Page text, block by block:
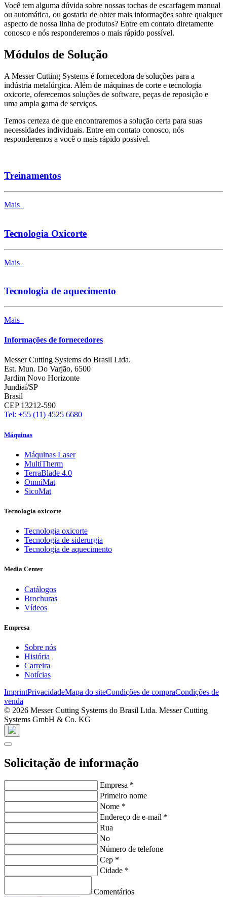
Você tem alguma dúvida sobre nossas tochas de escarfagem manual
ou automática, ou gostaria de obter mais informações sobre qualquer
aspecto de nossa linha de produtos? Entre em contato diretamente
conosco e nós responderemos o mais rápido possível.
Módulos de Solução
A Messer Cutting Systems é fornecedora de soluções para a
indústria metalúrgica. Além de máquinas de corte e tecnologia
oxicorte, oferecemos soluções de software, peças de reposição e
uma ampla gama de serviços.
Temos certeza de que encontraremos a solução certa para suas
necessidades individuais. Entre em contato conosco, nós
responderemos a você o mais rápido possível.
Treinamentos
Mais
Tecnologia Oxicorte
Mais
Tecnologia de aquecimento
Mais
Informações de fornecedores
Messer Cutting Systems do Brasil Ltda.
Est. Mun. Do Varjão, 6500
Jardim Novo Horizonte
Jundiaí/SP
Brasil
CEP 13212-590
Tel: +55 (11) 4525 6680
Máquinas
Máquinas Laser
MultiTherm
TerraBlade 4.0
OmniMat
SicoMat
Tecnologia oxicorte
Tecnologia oxicorte
Tecnologia de siderurgia
Tecnologia de aquecimento
Media Center
Catálogos
Brochuras
Vídeos
Empresa
Sobre nós
História
Carreira
Notícias
ImprintPrivacidadeMapa do siteCondições de compraCondições de
venda
© 2026 Messer Cutting Systems do Brasil Ltda. Messer Cutting
Systems GmbH & Co. KG
Solicitação de informação
Empresa *
Primeiro nome
Nome *
Endereço de e-mail *
Rua
No
Número de telefone
Cep *
Cidade *
Comentários